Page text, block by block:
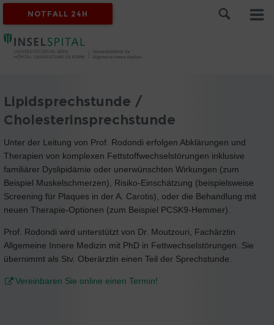
NOTFALL 24H
Lipidsprechstunde /
Cholesterinsprechstunde
Unter der Leitung von Prof. Rodondi erfolgen Abklärungen und
Therapien von komplexen Fettstoffwechselstörungen inklusive
familiärer Dyslipidämie oder unerwünschten Wirkungen (zum
Beispiel Muskelschmerzen), Risiko-Einschätzung (beispielsweise
Screening für Plaques in der A. Carotis), oder die Behandlung mit
neuen Therapie-Optionen (zum Beispiel PCSK9-Hemmer).
Prof. Rodondi wird unterstützt von Dr. Moutzouri, Fachärztin
Allgemeine Innere Medizin mit PhD in Fettwechselstörungen. Sie
übernimmt als Stv. Oberärztin einen Teil der Sprechstunde.
Vereinbaren Sie online einen Termin!